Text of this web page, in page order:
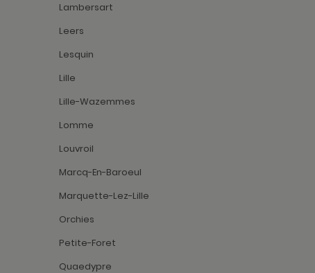
Lambersart
Leers
Lesquin
Lille
Lille-Wazemmes
Lomme
Louvroil
Marcq-En-Baroeul
Marquette-Lez-Lille
Orchies
Petite-Foret
Quaedypre